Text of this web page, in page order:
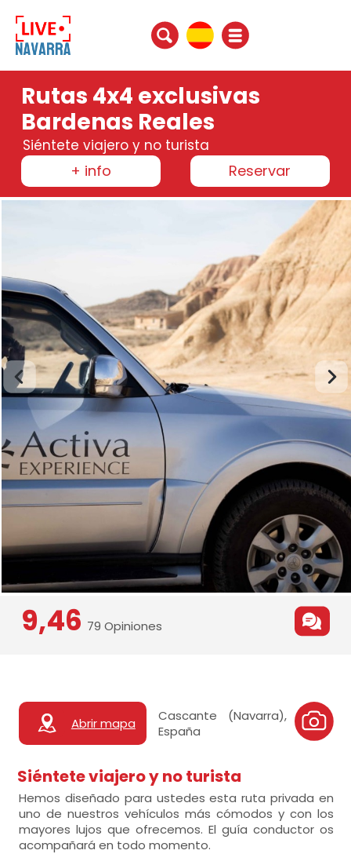
Rutas 4x4 exclusivas
Bardenas Reales
Siéntete viajero y no turista
+ info Reservar
9,46 79 Opiniones
Abrir mapa
Cascante (Navarra),
España
Siéntete viajero y no turista
Hemos diseñado para ustedes esta ruta privada en
uno de nuestros vehículos más cómodos y con los
mayores lujos que ofrecemos. El guía conductor os
acompañará en todo momento.